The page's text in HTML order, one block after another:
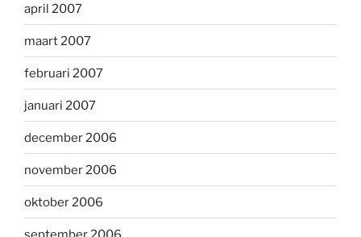
april 2007
maart 2007
februari 2007
januari 2007
december 2006
november 2006
oktober 2006